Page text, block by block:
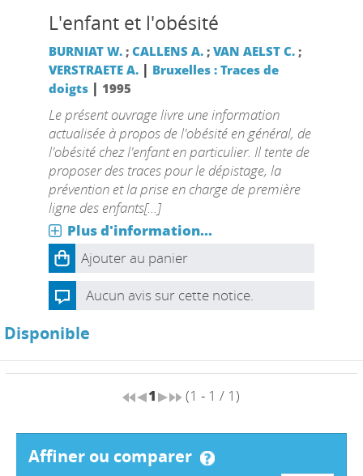
L'enfant et l'obésité
BURNIAT W.; CALLENS A.; VAN AELST C.;
VERSTRAETE A. | Bruxelles : Traces de
doigts| 1995
Le présent ouvrage livre une information
actualisée à propos de l'obésité en général, de
l'obésité chez l'enfant en particulier. Il tente de
proposer des traces pour le dépistage, la
prévention et la prise en charge de première
ligne des enfants[...]
Plus d'information...
Ajouter au panier
Aucun avis sur cette notice.
Disponible
1 (1 - 1 / 1)
affiner ou comparer